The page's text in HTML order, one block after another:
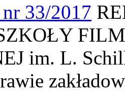
33/2017
im. L.